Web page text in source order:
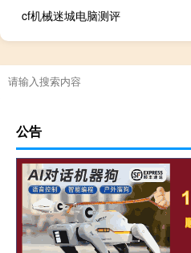
cf机械迷城电脑测评
美国有没有参加2022世界杯
奥运会男子竞走是什么时候
公告